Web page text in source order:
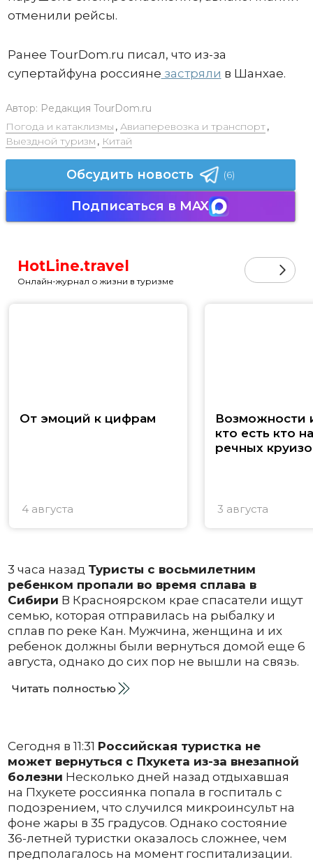
отменили рейсы.
Ранее TourDom.ru писал, что из-за
супертайфуна россияне застряли в Шанхае.
Автор: Редакция TourDom.ru
Погода и катаклизмы , Авиаперевозка и транспорт,
Выездной туризм , Китай
Обсудить новость (6)
Подписаться в MAX
HotLine.travel
Онлайн-журнал о жизни в туризме
От эмоций к цифрам
4 августа
Возможности
кто есть кто
речных
3 августа
3 часа назад Туристы с восьмилетним
ребенком пропали во время сплава в
Сибири В Красноярском крае спасатели ищут
семью, которая отправилась на рыбалку и
сплав по реке Кан. Мужчина, женщина и их
ребенок должны были вернуться домой еще 6
августа, однако до сих пор не вышли на связь.
Читать полностью
Сегодня в 11:31 Российская туристка не
может вернуться с Пхукета из-за внезапной
болезни Несколько дней назад отдыхавшая
на Пхукете россиянка попала в госпиталь с
подозрением, что случился микроинсульт на
фоне жары в 35 градусов. Однако состояние
36-летней туристки оказалось сложнее, чем
предполагалось на момент госпитализации.